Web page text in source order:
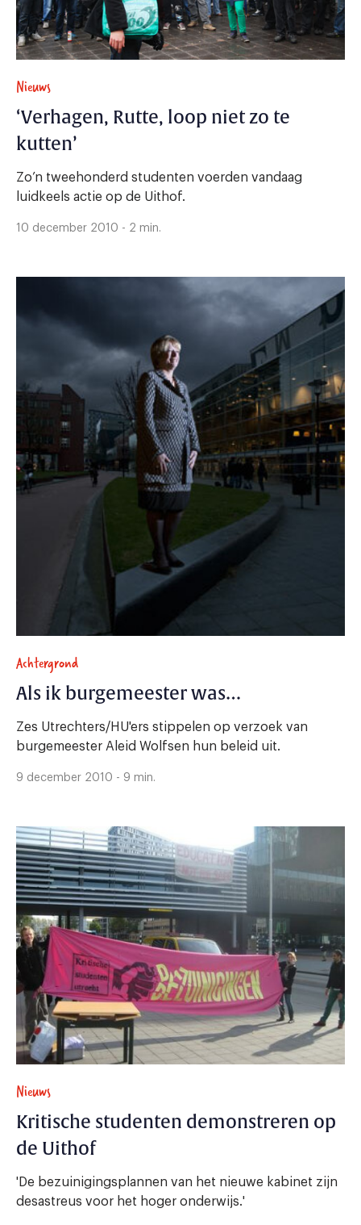
Nieuws
‘Verhagen, Rutte, loop niet zo te
kutten’
Zo’n tweehonderd studenten voerden vandaag
luidkeels actie op de Uithof.
10 december 2010 - 2 min.
Achtergrond
Als ik burgemeester was…
Zes Utrechters/HU'ers stippelen op verzoek van
burgemeester Aleid Wolfsen hun beleid uit.
9 december 2010 - 9 min.
Nieuws
Kritische studenten demonstreren op
de Uithof
'De bezuinigingsplannen van het nieuwe kabinet zijn
desastreus voor het hoger onderwijs.'